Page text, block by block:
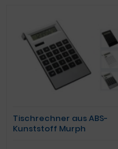
Tischrechner aus ABS-
Kunststoff Murph